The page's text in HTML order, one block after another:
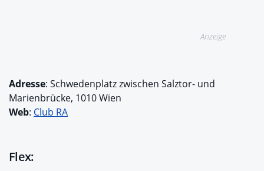
Anzeige
Adresse: Schwedenplatz zwischen Salztor- und
Marienbrücke, 1010 Wien
Web: Club RA
Flex: